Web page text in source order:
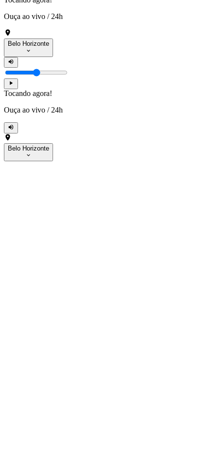
Ouça ao vivo / 24h
Belo Horizonte
Tocando agora!
Ouça ao vivo / 24h
Belo Horizonte